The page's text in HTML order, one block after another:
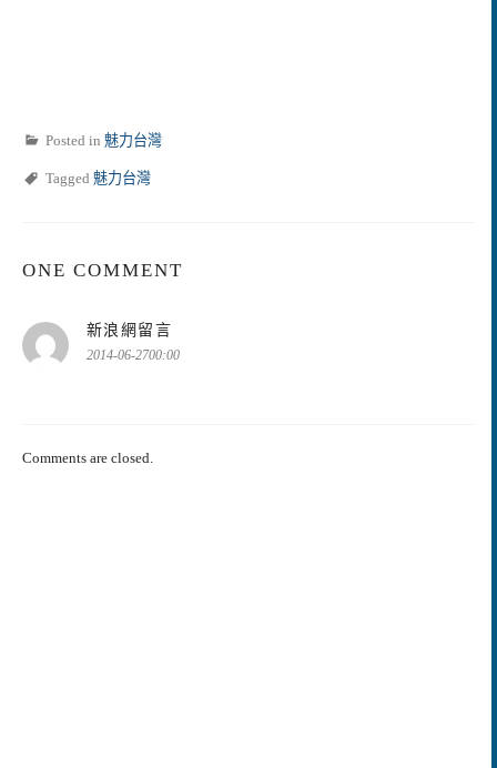
Posted in 魅力台灣
Tagged 魅力台灣
ONE COMMENT
新浪網留言
示:
2014-06-2700:00
Comments are closed.